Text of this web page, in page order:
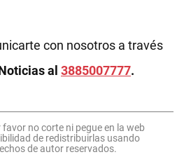
con nosotros a través
al 3885007777.
no corte ni pegue en la web
de redistribuirlas usando
de autor reservados.